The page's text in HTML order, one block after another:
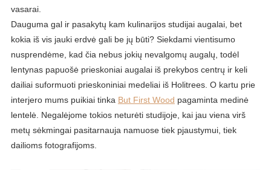
vasarai.
Dauguma gal ir pasakytų kam kulinarijos studijai augalai, bet
kokia iš vis jauki erdvė gali be jų būti? Siekdami vientisumo
nusprendėme, kad čia nebus jokių nevalgomų augalų, todėl
lentynas papuošė prieskoniai augalai iš prekybos centrų ir keli
dailiai suformuoti prieskoniniai medeliai iš Holitrees. O kartu prie
interjero mums puikiai tinka But First Wood pagaminta medinė
lentelė. Negalėjome tokios neturėti studijoje, kai jau viena virš
metų sėkmingai pasitarnauja namuose tiek pjaustymui, tiek
dailioms fotografijoms.